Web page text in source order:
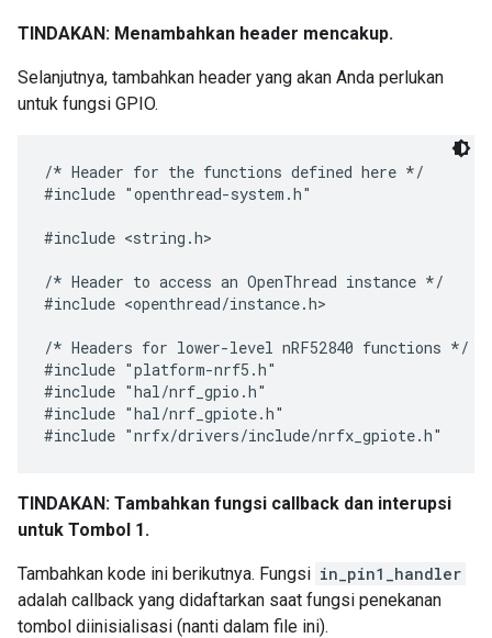
TINDAKAN: Menambahkan header mencakup.
Selanjutnya, tambahkan header yang akan Anda perlukan
untuk fungsi GPIO.
/* Header for the functions defined here */
#include "openthread-system.h"
#include <string.h>
/* Header to access an OpenThread instance */
#include <openthread/instance.h>
/* Headers for lower-level nRF52840 functions */
#include "platform-nrf5.h"
#include "hal/nrf_gpio.h"
#include "hal/nrf_gpiote.h"
TINDAKAN: Tambahkan fungsi callback dan interupsi
untuk Tombol 1.
Tambahkan kode ini berikutnya. Fungsi in_pin1_handler
adalah callback yang didaftarkan saat fungsi penekanan
tombol diinisialisasi (nanti dalam file ini).